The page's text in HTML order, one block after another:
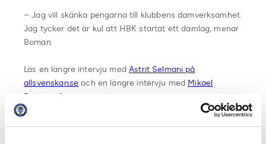
– Jag vill skänka pengarna till klubbens damverksamhet.
Jag tycker det är kul att HBK startat ett damlag, menar
Boman.
Läs en längre intervju medAstrit Selmani på
allsvenskan.se och en längre intervju med Mikael
Boman på superettan.se
Dela på Facebook Dela på Twitter